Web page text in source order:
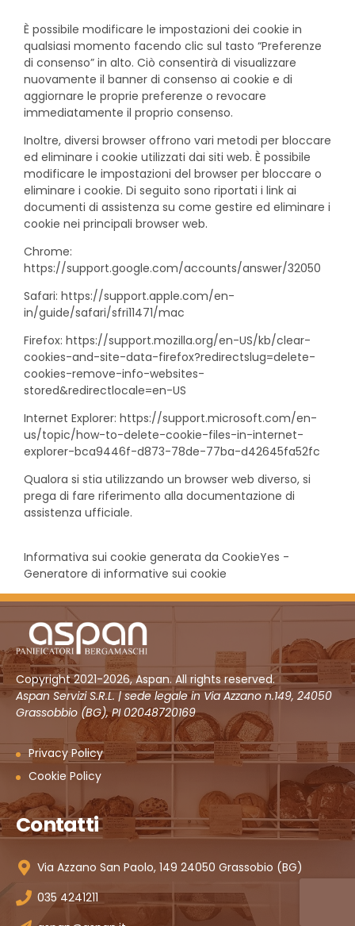
È possibile modificare le impostazioni dei cookie in
qualsiasi momento facendo clic sul tasto “Preferenze
di consenso” in alto. Ciò consentirà di visualizzare
nuovamente il banner di consenso ai cookie e di
aggiornare le proprie preferenze o revocare
immediatamente il proprio consenso.
Inoltre, diversi browser offrono vari metodi per bloccare
ed eliminare i cookie utilizzati dai siti web. È possibile
modificare le impostazioni del browser per bloccare o
eliminare i cookie. Di seguito sono riportati i link ai
documenti di assistenza su come gestire ed eliminare i
cookie nei principali browser web.
Chrome:
https://support.google.com/accounts/answer/32050
Safari: https://support.apple.com/en-
in/guide/safari/sfri11471/mac
Firefox: https://support.mozilla.org/en-US/kb/clear-
cookies-and-site-data-firefox?redirectslug=delete-
cookies-remove-info-websites-
stored&redirectlocale=en-US
Internet Explorer: https://support.microsoft.com/en-
us/topic/how-to-delete-cookie-files-in-internet-
explorer-bca9446f-d873-78de-77ba-d42645fa52fc
Qualora si stia utilizzando un browser web diverso, si
prega di fare riferimento alla documentazione di
assistenza ufficiale.
Informativa sui cookie generata da CookieYes -
Generatore di informative sui cookie
Copyright 2021-2026, Aspan. All rights reserved.
Aspan Servizi S.R.L. | sede legale in Via Azzano n.149, 24050
Grassobbio (BG), PI 02048720169
Privacy Policy
Cookie Policy
Contatti
Via Azzano San Paolo, 149 24050 Grassobio (BG)
035 4241211